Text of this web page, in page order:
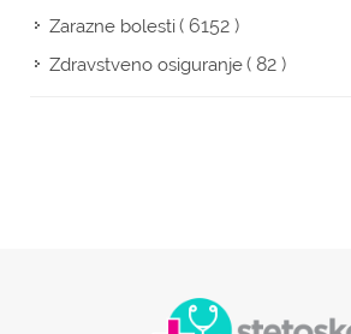
Zarazne bolesti( 6152 )
Zdravstveno osiguranje( 82 )